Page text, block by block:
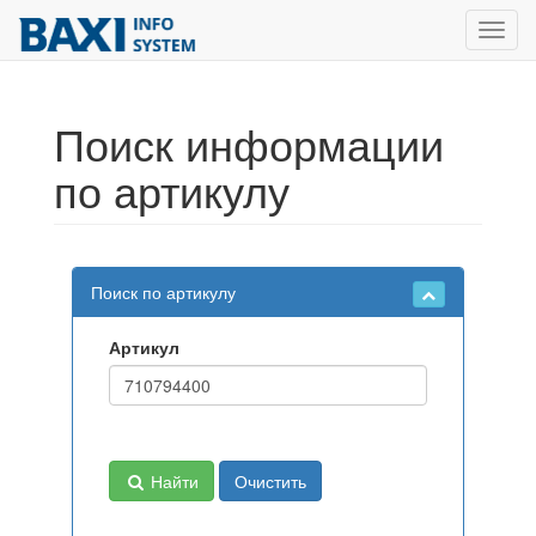
Поиск информации
по артикулу
Поиск по артикулу
Артикул
Найти Очистить